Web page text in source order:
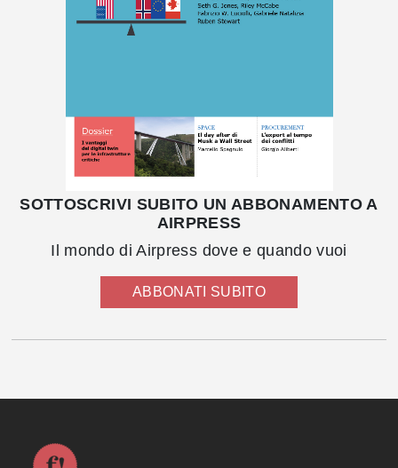
SOTTOSCRIVI SUBITO UN ABBONAMENTO A
AIRPRESS
Il mondo di Airpress dove e quando vuoi
ABBONATI SUBITO